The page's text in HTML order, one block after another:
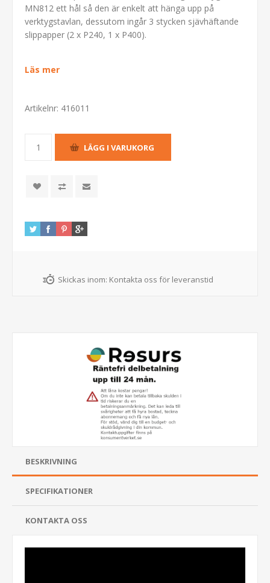
MN812 ett hål så den är enkelt att hänga upp på
verktygstavlan, dessutom ingår 3 stycken sjävhäftande
slippapper (2 x P240, 1 x P400).
Läs mer
Artikelnr: 416011
Skickas inom: Kontakta oss för leveranstid
BESKRIVNING
SPECIFIKATIONER
KONTAKTA OSS